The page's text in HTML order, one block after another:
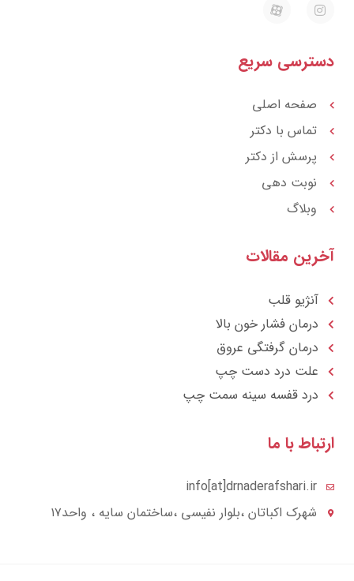
a
t
سریع
صفحه اصلی
تماس با دکتر
پرسش از دکتر
نوبت دهی
وبلاگ
مقالات
آنژیو قلب
درمان فشار خون بالا
درمان گرفتگی عروق
علت درد دست چپ
درد قفسه سينه سمت چپ
با ما
info[at]drnaderafshari.ir
شهرک اکباتان ،بلوار نفیسی ،ساختمان سایه ، واحد۱۷